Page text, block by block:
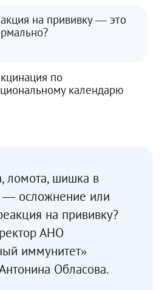
на прививку — это
по
календарю
ломота, шишка в
— осложнение или
на прививку?
АНО
иммунитет»
Обласова.